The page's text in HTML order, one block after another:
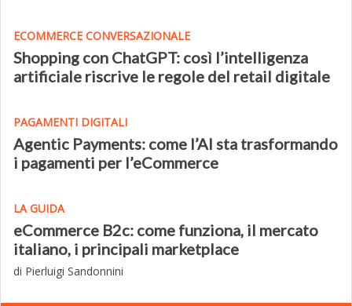
ECOMMERCE CONVERSAZIONALE
Shopping con ChatGPT: così l’intelligenza
artificiale riscrive le regole del retail digitale
PAGAMENTI DIGITALI
Agentic Payments: come l’AI sta trasformando
i pagamenti per l’eCommerce
LA GUIDA
eCommerce B2c: come funziona, il mercato
italiano, i principali marketplace
di Pierluigi Sandonnini